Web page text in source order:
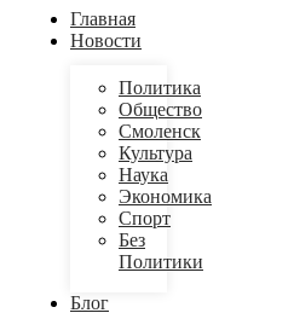
Главная
Новости
Политика
Общество
Смоленск
Культура
Наука
Экономика
Спорт
Без
Политики
Блог